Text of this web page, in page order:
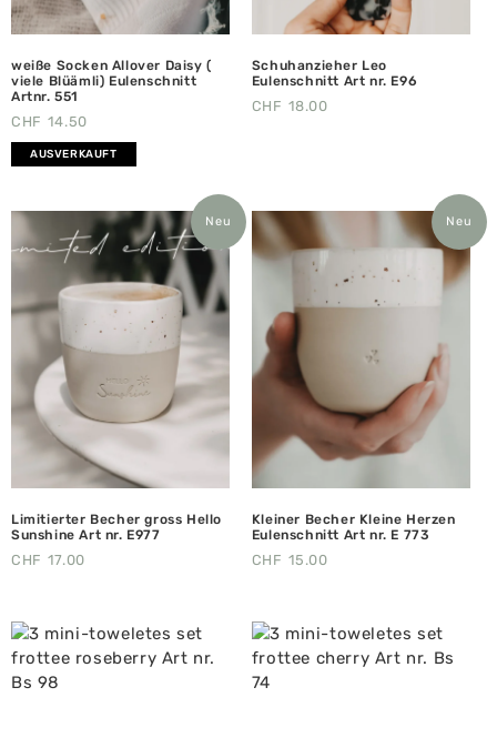
weiße Socken Allover Daisy (
viele Blüämli) Eulenschnitt
Artnr. 551
CHF 14.50
AUSVERKAUFT
Schuhanzieher Leo
Eulenschnitt Art nr. E96
CHF 18.00
Neu
Limitierter Becher gross Hello
Sunshine Art nr. E977
CHF 17.00
Neu
Kleiner Becher Kleine Herzen
Eulenschnitt Art nr. E 773
CHF 15.00